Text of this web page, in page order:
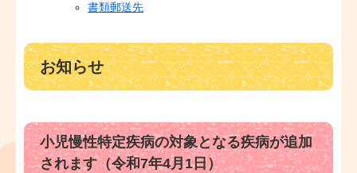
書類郵送先
お知らせ
小児慢性特定疾病の対象となる疾病が追加
されます（令和7年4月1日）